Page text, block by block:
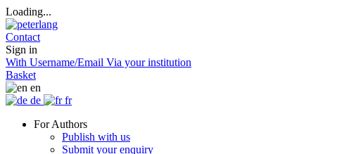
Loading...
Contact
Sign in
With Username/Email Via your institution
Basket
en
de
fr
For Authors
Publish with us
Submit your enquiry